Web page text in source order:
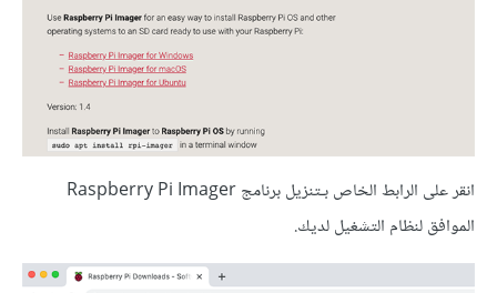
انقر على الرابط الخاص بـتنزيل برنامج Raspberry Pi Imager
الموافق لنظام التشغيل لديك.